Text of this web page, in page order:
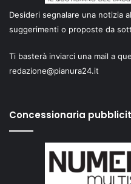
Desideri segnalare una notizia
suggerimenti o proposte da
Ti basterà inviarci una mail a
redazione@pianura24.it
Concessionaria